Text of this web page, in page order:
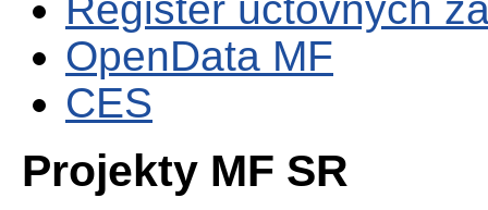
Register účtovných
OpenData MF
CES
Projekty MF SR